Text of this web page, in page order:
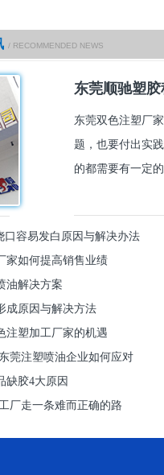
/ RECOMMENDED NEWS
东莞顺驰塑
东莞双色注塑厂
题，也要付出实
的都需要有一定
口容易发白原因与解决办法
家如何提高销售业绩
油解决方案
成原因与解决方法
注塑加工厂家的机遇
莞注塑喷油企业如何应对
缺胶4大原因
厂走一条难而正确的路